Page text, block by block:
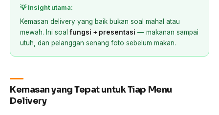
💡 Insight utama:
Kemasan delivery yang baik bukan soal mahal atau
mewah. Ini soalfungsi + presentasi — makanan sampai
utuh, dan pelanggan senang foto sebelum makan.
Kemasan yang Tepat untuk Tiap Menu
Delivery